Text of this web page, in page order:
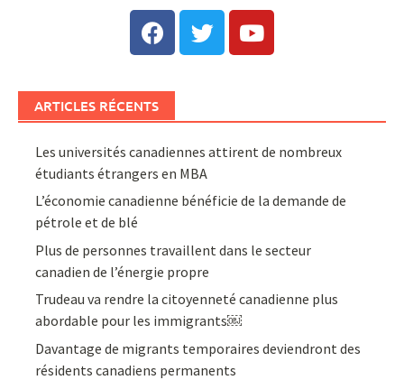
ARTICLES RÉCENTS
Les universités canadiennes attirent de nombreux
étudiants étrangers en MBA
L’économie canadienne bénéficie de la demande de
pétrole et de blé
Plus de personnes travaillent dans le secteur
canadien de l’énergie propre
Trudeau va rendre la citoyenneté canadienne plus
abordable pour les immigrants￼
Davantage de migrants temporaires deviendront des
résidents canadiens permanents